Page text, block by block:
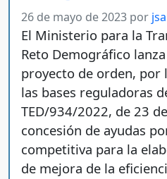
26 de mayo de 2023 por
El Ministerio para la
Reto Demográfico
proyecto de orden, por
las bases reguladoras
TED/934/2022, de 23
concesión de ayudas
competitiva para la
de mejora de la